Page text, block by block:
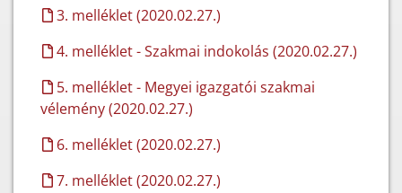
3. melléklet (2020.02.27.)
4. melléklet - Szakmai indokolás (2020.02.27.)
5. melléklet - Megyei igazgatói szakmai
vélemény (2020.02.27.)
6. melléklet (2020.02.27.)
7. melléklet (2020.02.27.)